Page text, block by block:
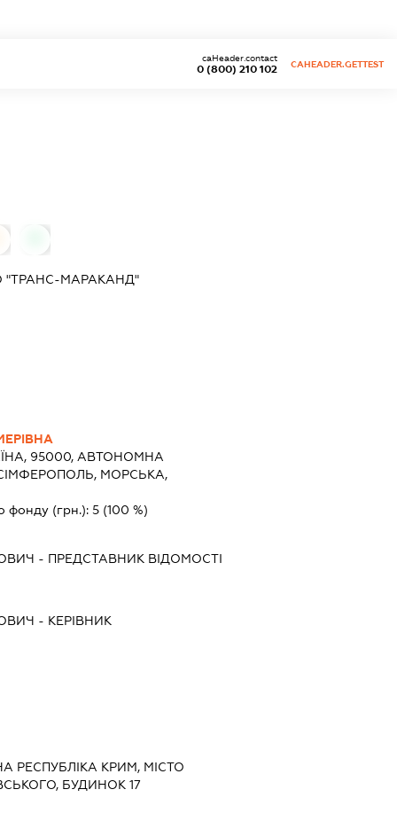
0 (800) 210 102
caHeader.contact
CAHEADER.GETTEST
"ТРАНС-МАРАКАНД"
95000, АВТОНОМНА
МОРСЬКА,
фонду (грн.): 5(100 %)
- ПРЕДСТАВНИКВІДОМОСТІ
- КЕРІВНИК
РЕСПУБЛІКА КРИМ, МІСТО
БУДИНОК 17